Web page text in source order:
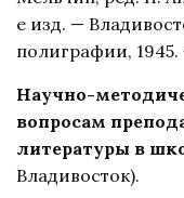
е изд. —
полиграфии, 1945.
Научно-
вопросам
литературы в
Владивосток).